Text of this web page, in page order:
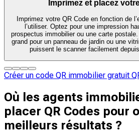
Imprimez et placez
Imprimez votre QR Code en fonction de
l’utiliser. Optez pour une impression
prospectus immobilier ou une carte
grand pour un panneau de jardin ou une
puissent le scanner facilement
Créer un code QR immobilier gratuit
Où les agents
placer QR Codes pour
meilleurs résultats ?